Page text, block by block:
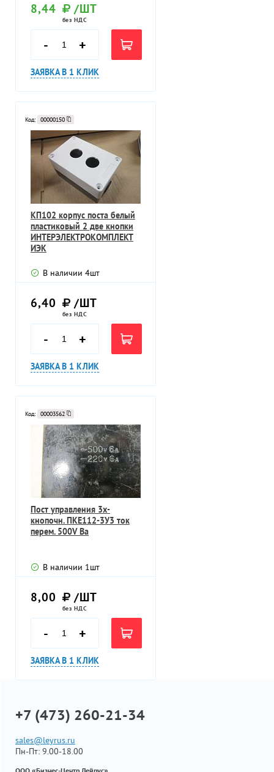
8,44 /ШТ
без НДС
- +
ЗАЯВКА В 1 КЛИК
Код: 00000150
КП102 корпус поста белый
пластиковый 2 две кнопки
ИНТЕРЭЛЕКТРОКОМПЛЕКТ
ИЭК
В наличии 4шт
6,40 /ШТ
без НДС
- +
ЗАЯВКА В 1 КЛИК
Код: 00003562
Пост управления 3х-
кнопочн. ПКЕ112-3У3 ток
перем. 500V Ва
В наличии 1шт
8,00 /ШТ
без НДС
- +
ЗАЯВКА В 1 КЛИК
+7 (473) 260-21-34
sales@leyrus.ru
Пн-Пт: 9.00-18.00